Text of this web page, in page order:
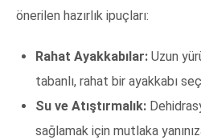
önerilen hazırlık ipuçları:
Rahat Ayakkabılar: Uzun
tabanlı, rahat bir ayakkabı
Su ve Atıştırmalık:
sağlamak için mutlaka